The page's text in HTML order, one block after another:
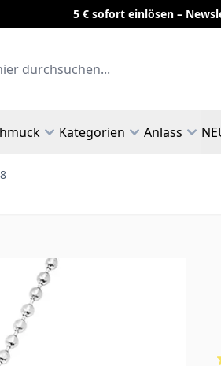
5 € sofort einlösen –
Kategorien Anlass